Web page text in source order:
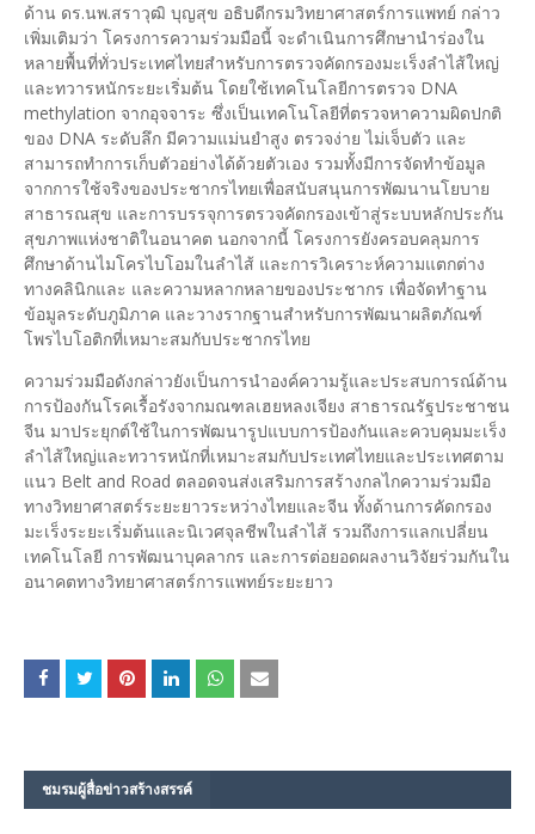
ด้าน ดร.นพ.สราวุฒิ บุญสุข อธิบดีกรมวิทยาศาสตร์การแพทย์ กล่าว
เพิ่มเติมว่า โครงการความร่วมมือนี้ จะดำเนินการศึกษานำร่องใน
หลายพื้นที่ทั่วประเทศไทยสำหรับการตรวจคัดกรองมะเร็งลำไส้ใหญ่
และทวารหนักระยะเริ่มต้น โดยใช้เทคโนโลยีการตรวจ DNA
methylation จากอุจจาระ ซึ่งเป็นเทคโนโลยีที่ตรวจหาความผิดปกติ
ของ DNA ระดับลึก มีความแม่นยำสูง ตรวจง่าย ไม่เจ็บตัว และ
สามารถทำการเก็บตัวอย่างได้ด้วยตัวเอง รวมทั้งมีการจัดทำข้อมูล
จากการใช้จริงของประชากรไทยเพื่อสนับสนุนการพัฒนานโยบาย
สาธารณสุข และการบรรจุการตรวจคัดกรองเข้าสู่ระบบหลักประกัน
สุขภาพแห่งชาติในอนาคต นอกจากนี้ โครงการยังครอบคลุมการ
ศึกษาด้านไมโครไบโอมในลำไส้ และการวิเคราะห์ความแตกต่าง
ทางคลินิกและ และความหลากหลายของประชากร เพื่อจัดทำฐาน
ข้อมูลระดับภูมิภาค และวางรากฐานสำหรับการพัฒนาผลิตภัณฑ์
โพรไบโอติกที่เหมาะสมกับประชากรไทย
ความร่วมมือดังกล่าวยังเป็นการนำองค์ความรู้และประสบการณ์ด้าน
การป้องกันโรคเรื้อรังจากมณฑลเฮยหลงเจียง สาธารณรัฐประชาชน
จีน มาประยุกต์ใช้ในการพัฒนารูปแบบการป้องกันและควบคุมมะเร็ง
ลำไส้ใหญ่และทวารหนักที่เหมาะสมกับประเทศไทยและประเทศตาม
แนว Belt and Road ตลอดจนส่งเสริมการสร้างกลไกความร่วมมือ
ทางวิทยาศาสตร์ระยะยาวระหว่างไทยและจีน ทั้งด้านการคัดกรอง
มะเร็งระยะเริ่มต้นและนิเวศจุลชีพในลำไส้ รวมถึงการแลกเปลี่ยน
เทคโนโลยี การพัฒนาบุคลากร และการต่อยอดผลงานวิจัยร่วมกันใน
อนาคตทางวิทยาศาสตร์การแพทย์ระยะยาว
ชมรม​ผู้สื่อข่าวสร้างสรรค์​